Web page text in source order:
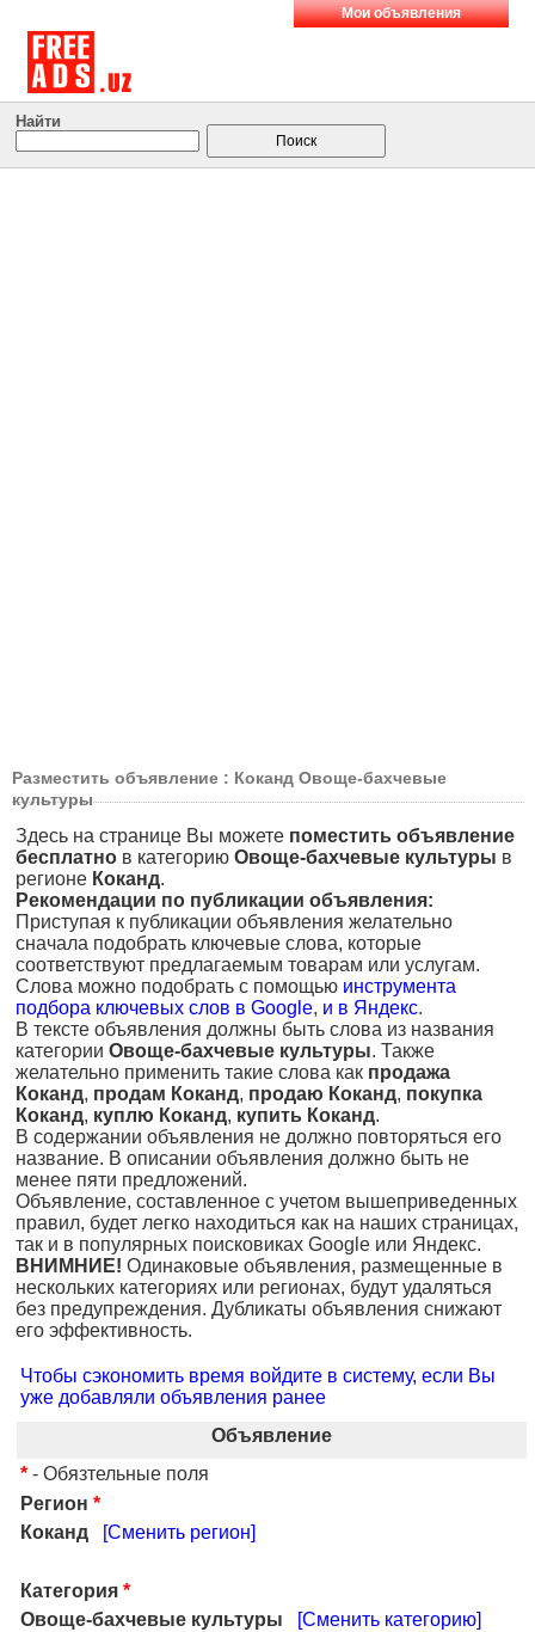
Мои объявления
Найти
Разместить объявление : Коканд Овоще-бахчевые
культуры
Здесь на странице Вы можете поместить объявление
бесплатно в категорию Овоще-бахчевые культуры в
регионе Коканд.
Рекомендации по публикации объявления:
Приступая к публикации объявления желательно
сначала подобрать ключевые слова, которые
соответствуют предлагаемым товарам или услугам.
Слова можно подобрать с помощью инструмента
подбора ключевых слов в Google, и в Яндекс.
В тексте объявления должны быть слова из названия
категории Овоще-бахчевые культуры. Также
желательно применить такие слова как продажа
Коканд, продам Коканд, продаю Коканд, покупка
Коканд, куплю Коканд, купить Коканд.
В содержании объявления не должно повторяться его
название. В описании объявления должно быть не
менее пяти предложений.
Объявление, составленное с учетом вышеприведенных
правил, будет легко находиться как на наших страницах,
так и в популярных поисковиках Google или Яндекс.
ВНИМНИЕ! Одинаковые объявления, размещенные в
нескольких категориях или регионах, будут удаляться
без предупреждения. Дубликаты объявления снижают
его эффективность.
Чтобы сэкономить время войдите в систему, если Вы
уже добавляли объявления ранее
Объявление
* - Обязтельные поля
Регион *
Коканд
[Сменить регион]
Категория *
Овоще-бахчевые культуры
[Сменить категорию]